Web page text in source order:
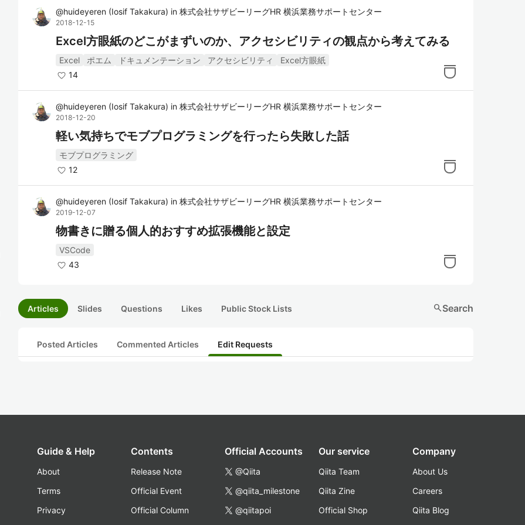
@huideyeren (Iosif Takakura) in 株式会社サザビーリーグHR 横浜業務サポートセンター
2018-12-15
Excel方眼紙のどこがまずいのか、アクセシビリティの観点から考えてみる
Excel ポエム ドキュメンテーション アクセシビリティ
Excel方眼紙
14
@huideyeren (Iosif Takakura) in 株式会社サザビーリーグHR 横浜業務サポートセンター
2018-12-20
軽い気持ちでモブプログラミングを行ったら失敗した話
モブプログラミング
12
@huideyeren (Iosif Takakura) in 株式会社サザビーリーグHR 横浜業務サポートセンター
2019-12-07
物書きに贈る個人的おすすめ拡張機能と設定
VSCode
43
Articles Slides Questions Likes Public Stock Lists searchSearch
Posted Articles Commented Articles Edit Requests
Guide & Help
About
Terms
Privacy
Contents
Release Note
Official Event
Official Column
Official Accounts
@Qiita
@qiita_milestone
@qiitapoi
Our service
Qiita Team
Qiita Zine
Official Shop
Company
About Us
Careers
Qiita Blog